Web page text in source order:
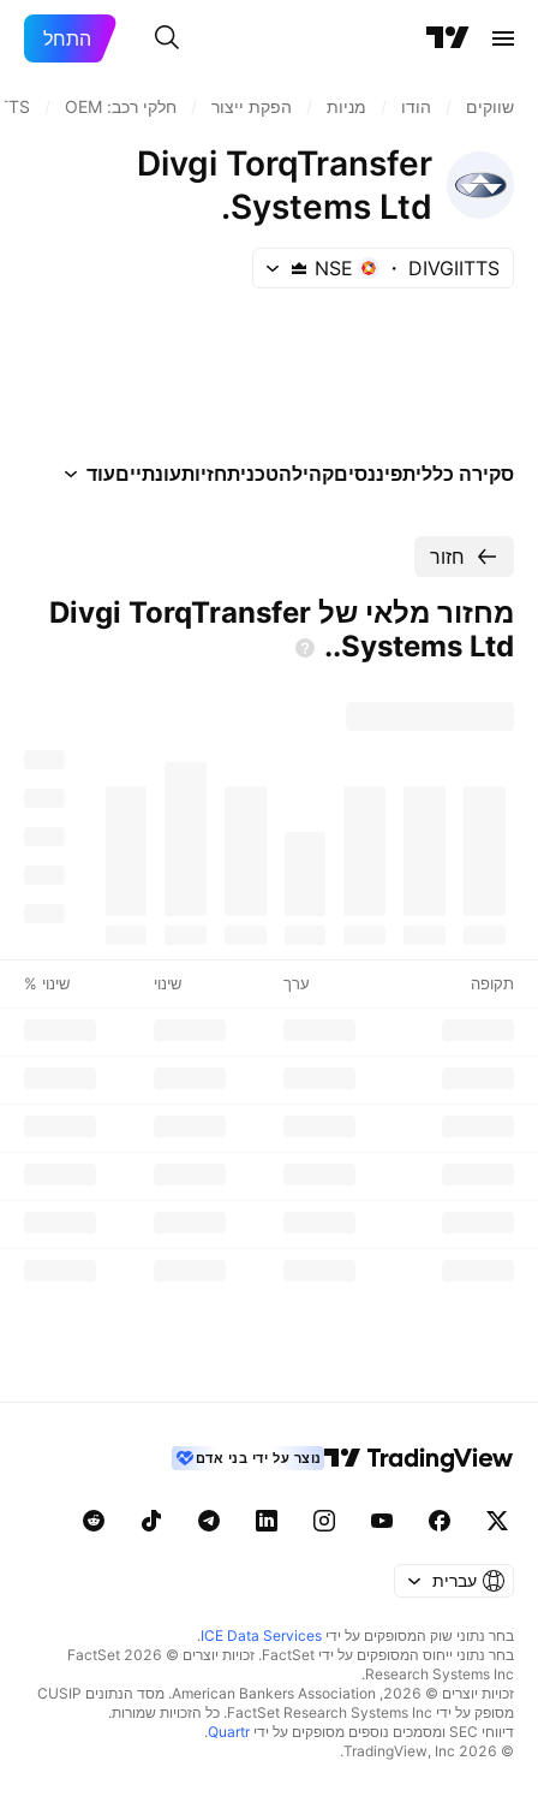
התחל
שווקים הודו‏ מניות‏ הפקת ייצור חלקי רכב: OEM
Divgi TorqTransfer
Systems Ltd.
DIVGIITTS
NSE
סקירה כלליתפיננסיםקהילהטכניתחזיותעונתייםעוד
חזור
מחזור מלאי של Divgi TorqTransfer
Systems Ltd..
תקופה ערך שינוי שינוי %
נוצר על ידי בני אדם
עברית
בחר נתוני שוק המסופקים על ידי ICE Data Services
.
בחר נתוני ייחוס המסופקים על ידי FactSet. זכויות יוצרים © 2026 ‏FactSet
Research Systems Inc.‏
זכויות יוצרים © 2026, ‏American Bankers Association. מסד הנתונים CUSIP
מסופק על ידי FactSet Research Systems Inc. כל הזכויות שמורות.
דיווחי SEC ומסמכים נוספים מסופקים על ידי
Quartr
.
© 2026 ‏TradingView, Inc.‏